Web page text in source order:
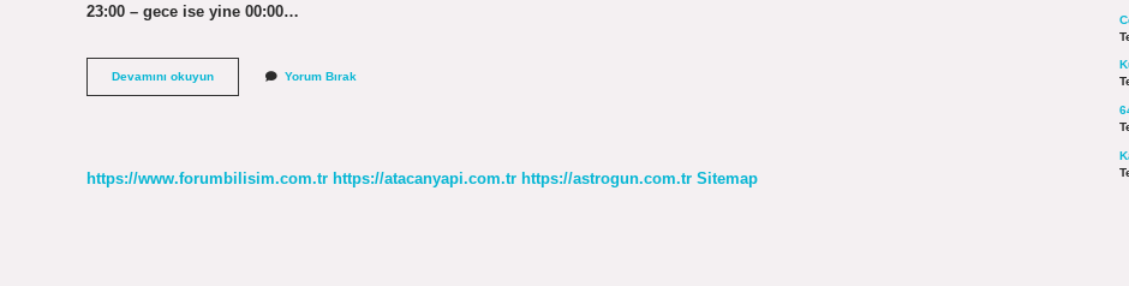
23:00 – gece ise yine 00:00…
Devamını okuyunAkşamüstü
Nasıl
Yorum Bırak
https://www.forumbilisim.com.tr https://atacanyapi.com.tr https://astrogun.com.tr Sitemap